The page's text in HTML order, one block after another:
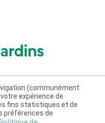
(communément
expérience de
fins statistiques et de
préférences de